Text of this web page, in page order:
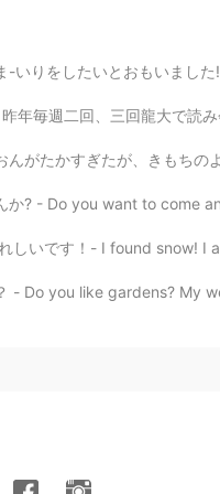
なバンドですか？
だ！
りをしたいとおもいました! - I
で読み会を参加しました。今学期は、時間があまりな
かすぎたが、きもちのよいひだっ
か? - Do you want to come
しいです！- I found snow! I
- Do you like gardens? My